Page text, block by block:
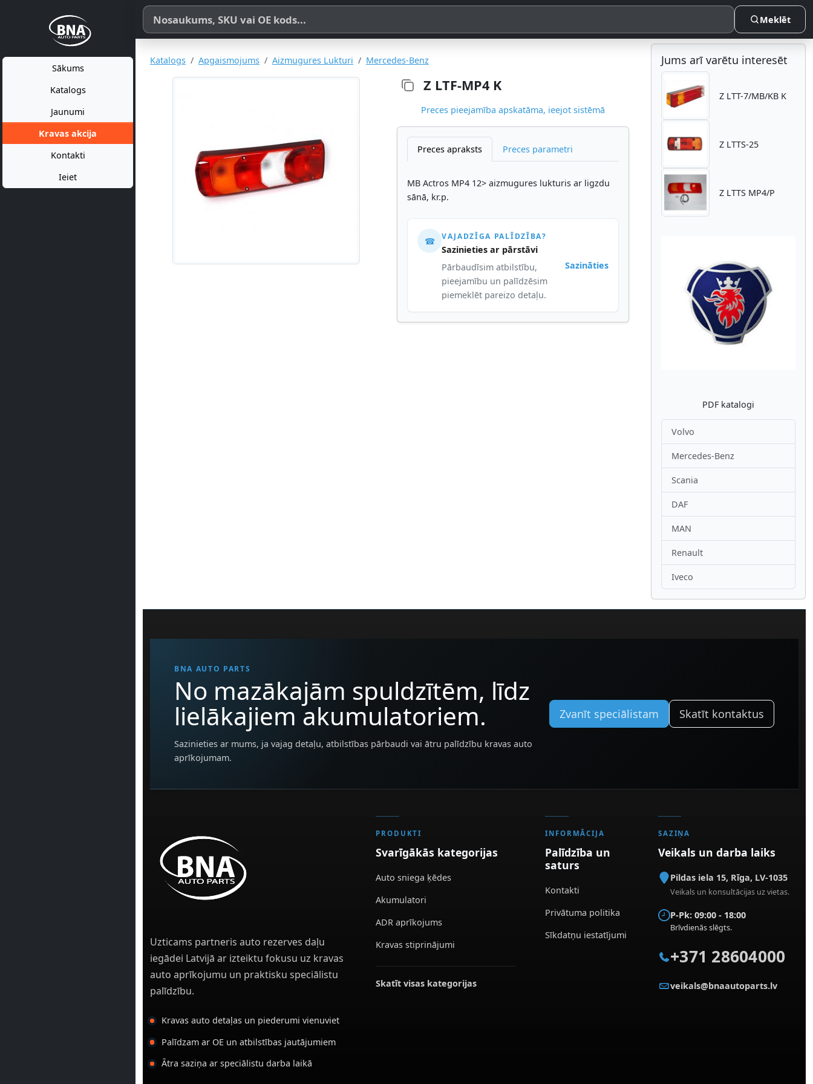
Sākums
Katalogs
Jaunumi
Kravas akcija
Kontakti
Ieiet
Meklēt pēc produkta nosaukuma, SKU vai OE koda
Meklēt
Katalogs Apgaismojums Aizmugures Lukturi Mercedes-Benz
Z LTF-MP4 K
Preces pieejamība apskatāma, ieejot sistēmā
Preces apraksts Preces parametri
MB Actros MP4 12> aizmugures lukturis ar ligzdu
sānā, kr.p.
☎ VAJADZĪGA PALĪDZĪBA?
Sazinieties ar pārstāvi
Pārbaudīsim atbilstību,
pieejamību un palīdzēsim
piemeklēt pareizo detaļu.
Sazināties
Jums arī varētu interesēt
Z LTT-7/MB/KB K
Z LTTS-25
Z LTTS MP4/P
Atpakaļ
PDF katalogi
Volvo
Mercedes-Benz
Scania
DAF
MAN
Renault
Iveco
BNA AUTO PARTS
No mazākajām spuldzītēm, līdz
lielākajiem akumulatoriem.
Sazinieties ar mums, ja vajag detaļu, atbilstības pārbaudi vai ātru palīdzību kravas auto
aprīkojumam.
Zvanīt speciālistam Skatīt kontaktus
Uzticams partneris auto rezerves daļu
iegādei Latvijā ar izteiktu fokusu uz kravas
auto aprīkojumu un praktisku speciālistu
palīdzību.
Kravas auto detaļas un piederumi vienuviet
Palīdzam ar OE un atbilstības jautājumiem
Ātra saziņa ar speciālistu darba laikā
PRODUKTI
Svarīgākās kategorijas
Auto sniega ķēdes
Akumulatori
ADR aprīkojums
Kravas stiprinājumi
Skatīt visas kategorijas
INFORMĀCIJA
Palīdzība un
saturs
Kontakti
Privātuma politika
Sīkdatņu iestatījumi
SAZIŅA
Veikals un darba laiks
Pildas iela 15, Rīga, LV-1035
Veikals un konsultācijas uz vietas.
P-Pk: 09:00 - 18:00
Brīvdienās slēgts.
+371 28604000
veikals@bnaautoparts.lv